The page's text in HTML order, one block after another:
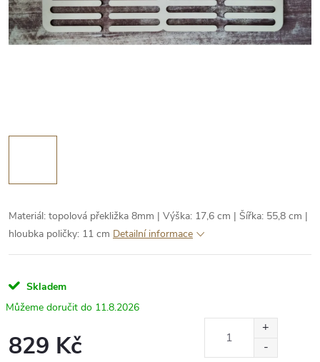
Materiál: topolová překližka 8mm | Výška: 17,6 cm | Šířka: 55,8 cm |
hloubka poličky: 11 cm Detailní informace
Skladem
11.8.2026
829 Kč